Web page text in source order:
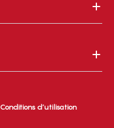
Conditions d’utilisation